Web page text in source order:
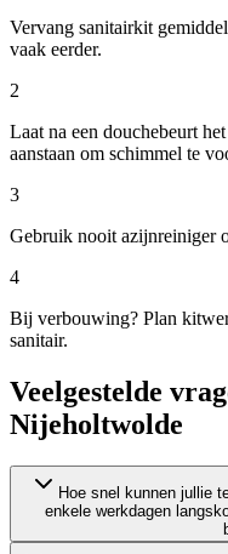
Vervang sanitairkit
vaak eerder.
2
Laat na een douchebeurt
aanstaan om schimmel te
3
Gebruik nooit azijnreiniger
4
Bij verbouwing? Plan
sanitair.
Veelgestelde
Nijeholtwolde
Hoe snel kunnen jullie
enkele werkdagen